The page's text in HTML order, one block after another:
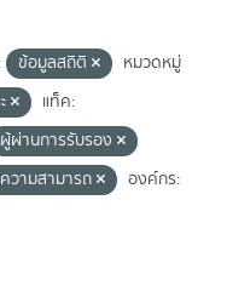
ข้อมูลสถิติ
หมวดหมู่
แท็ค:
ผู้ผ่านการรับรอง
วามสามารถ
องค์กร: